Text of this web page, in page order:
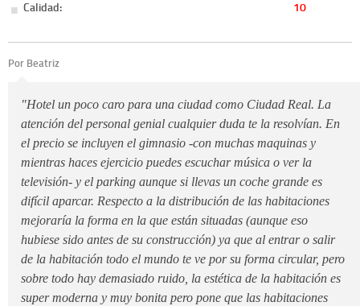
Calidad:
10
Por Beatriz
"Hotel un poco caro para una ciudad como Ciudad Real. La
atención del personal genial cualquier duda te la resolvían. En
el precio se incluyen el gimnasio -con muchas maquinas y
mientras haces ejercicio puedes escuchar música o ver la
televisión- y el parking aunque si llevas un coche grande es
difícil aparcar. Respecto a la distribución de las habitaciones
mejoraría la forma en la que están situadas (aunque eso
hubiese sido antes de su construcción) ya que al entrar o salir
de la habitación todo el mundo te ve por su forma circular, pero
sobre todo hay demasiado ruido, la estética de la habitación es
super moderna y muy bonita pero pone que las habitaciones